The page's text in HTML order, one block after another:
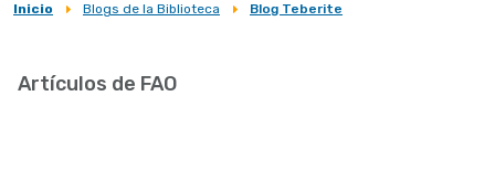
Sobrescribir
de
Inicio Blogs de la Biblioteca Blog Teberite
Artículos de FAO